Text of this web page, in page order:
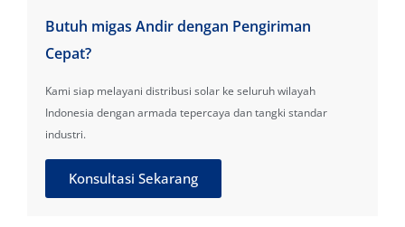
Butuh migas Andir dengan Pengiriman
Cepat?
Kami siap melayani distribusi solar ke seluruh wilayah
Indonesia dengan armada tepercaya dan tangki standar
industri.
Konsultasi Sekarang